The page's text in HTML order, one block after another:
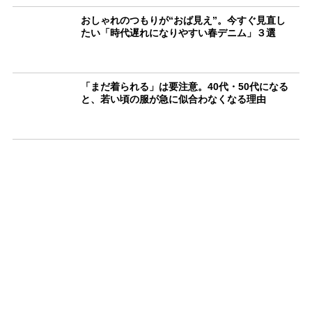
おしゃれのつもりが“おば見え”。今すぐ見直し
たい「時代遅れになりやすい春デニム」３選
「まだ着られる」は要注意。40代・50代になる
と、若い頃の服が急に似合わなくなる理由